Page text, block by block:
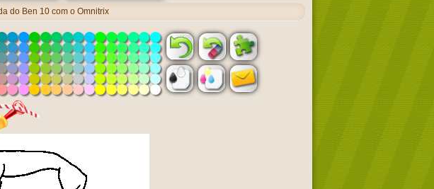
do Ben 10 com o Omnitrix